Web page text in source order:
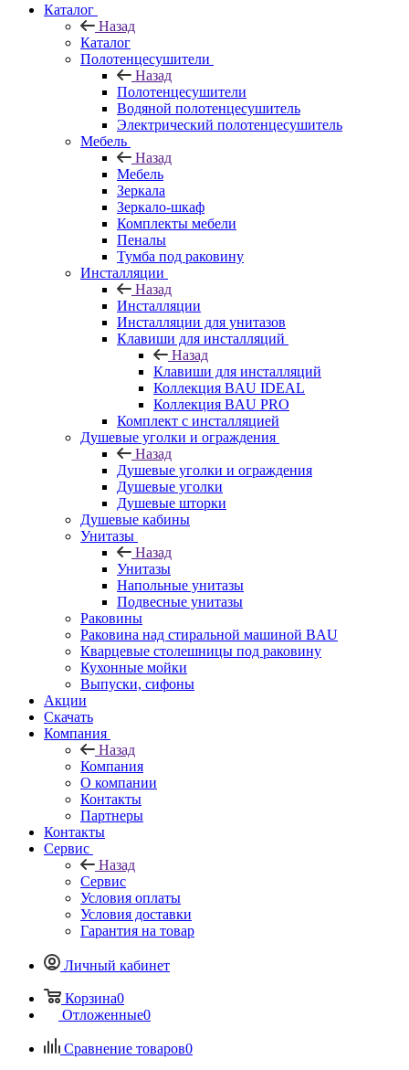
Каталог
Назад
Каталог
Полотенцесушители
Назад
Полотенцесушители
Водяной полотенцесушитель
Электрический полотенцесушитель
Мебель
Назад
Мебель
Зеркала
Зеркало-шкаф
Комплекты мебели
Пеналы
Тумба под раковину
Инсталляции
Назад
Инсталляции
Инсталляции для унитазов
Клавиши для инсталляций
Назад
Клавиши для инсталляций
Коллекция BAU IDEAL
Коллекция BAU PRO
Комплект с инсталляцией
Душевые уголки и ограждения
Назад
Душевые уголки и ограждения
Душевые уголки
Душевые шторки
Душевые кабины
Унитазы
Назад
Унитазы
Напольные унитазы
Подвесные унитазы
Раковины
Раковина над стиральной машиной BAU
Кварцевые столешницы под раковину
Кухонные мойки
Выпуски, сифоны
Акции
Скачать
Компания
Назад
Компания
О компании
Контакты
Партнеры
Контакты
Сервис
Назад
Сервис
Условия оплаты
Условия доставки
Гарантия на товар
Личный кабинет
Корзина0
Отложенные0
Сравнение товаров0